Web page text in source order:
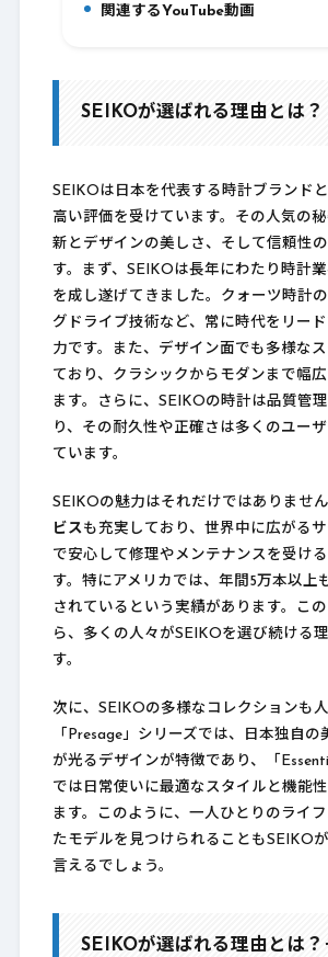
6.関連するYouTube動画
SEIKOが選ばれる理由とは？
SEIKOは日本を代表する時計ブランド
高い評価を受けています。その人気の
新とデザインの美しさ、そして信頼性
す。まず、SEIKOは長年にわたり時計
を成し遂げてきました。クォーツ時計
グドライブ技術など、常に時代をリー
力です。また、デザイン面でも多様な
ており、クラシックからモダンまで幅
ます。さらに、SEIKOの時計は品質管
り、その耐久性や正確さは多くのユー
ています。
SEIKOの魅力はそれだけではありません
ビスも充実しており、世界中に広がる
で安心して修理やメンテナンスを受け
す。特にアメリカでは、年間5万本以上
されているという実績があります。こ
ら、多くの人々がSEIKOを選び続ける
す。
次に、SEIKOの多様なコレクションも人
「Presage」シリーズでは、日本独自の
が光るデザインが特徴であり、「
では日常使いに最適なスタイルと機能
ます。このように、一人ひとりのライ
たモデルを見つけられることもSEIKO
言えるでしょう。
SEIKOが選ばれる理由とは？